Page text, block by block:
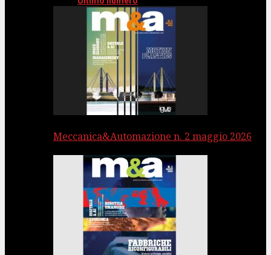
Meccanica&Automazione n. 2 maggio 2026